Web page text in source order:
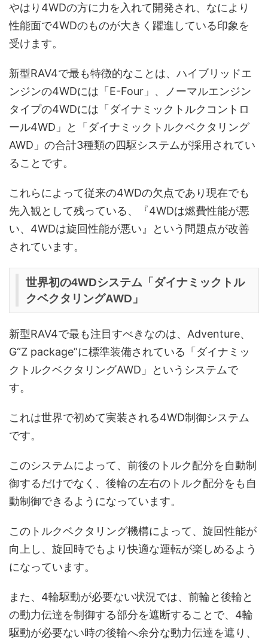
やはり4WDの方に力を入れて開発され、なにより
性能面で4WDのものが大きく躍進している印象を
受けます。
新型RAV4で最も特徴的なことは、ハイブリッドエ
ンジンの4WDには「E-Four」、ノーマルエンジン
タイプの4WDには「ダイナミックトルクコントロ
ール4WD」と「ダイナミックトルクベクタリング
AWD」の合計3種類の四駆システムが採用されてい
ることです。
これらによって従来の4WDの欠点であり現在でも
先入観として残っている、『4WDは燃費性能が悪
い、4WDは旋回性能が悪い』という問題点が改善
されています。
世界初の4WDシステム「ダイナミックトル
クベクタリングAWD」
新型RAV4で最も注目すべきなのは、Adventure、
G“Z package”に標準装備されている「ダイナミッ
クトルクベクタリングAWD」というシステムで
す。
これは世界で初めて実装される4WD制御システム
です。
このシステムによって、前後のトルク配分を自動制
御するだけでなく、後輪の左右のトルク配分をも自
動制御できるようになっています。
このトルクベクタリング機構によって、旋回性能が
向上し、旋回時でもより快適な運転が楽しめるよう
になっています。
また、4輪駆動が必要ない状況では、前輪と後輪と
の動力伝達を制御する部分を遮断することで、4輪
駆動が必要ない時の後輪へ余分な動力伝達を遮り、